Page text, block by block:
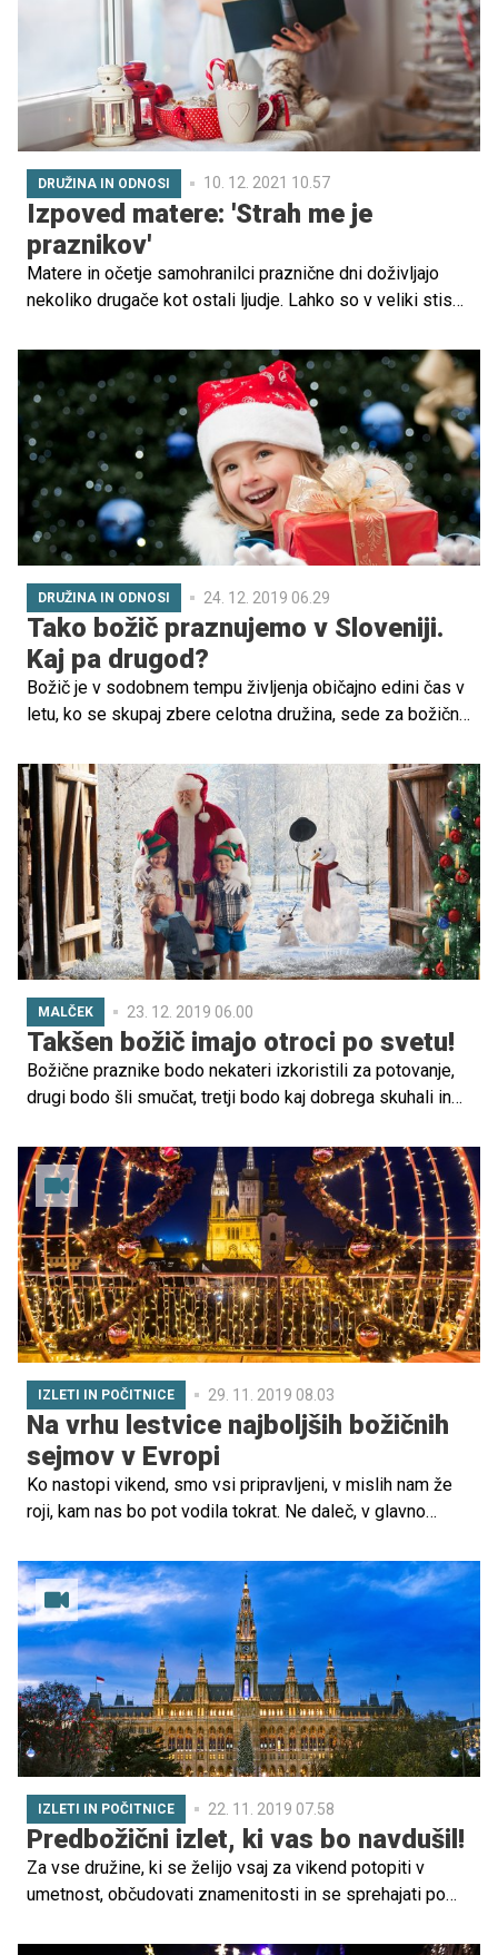
DRUŽINA IN ODNOSI 10. 12. 2021 10.57
Izpoved matere: 'Strah me je
praznikov'
Matere in očetje samohranilci praznične dni doživljajo
nekoliko drugače kot ostali ljudje. Lahko so v veliki stiski,
o katerih se „običajnim“ družinam niti ne sanja.
DRUŽINA IN ODNOSI 24. 12. 2019 06.29
Tako božič praznujemo v Sloveniji.
Kaj pa drugod?
Božič je v sodobnem tempu življenja običajno edini čas v
letu, ko se skupaj zbere celotna družina, sede za božično
smehom, petjem in obdarovanjem. Čeprav ga praznujejo
po vsem svetu, se način in oblike praznovanja razlikujejo.
Že v Evropi denimo Skandinavci praznujejo povsem
drugače kot mi. Spoznajmo torej nekaj najbolj zanimivih
evropskih božičnih tradicij.
MALČEK 23. 12. 2019 06.00
Takšen božič imajo otroci po svetu!
Božične praznike bodo nekateri izkoristili za potovanje,
drugi bodo šli smučat, tretji bodo kaj dobrega skuhali in
Recepta in pravil za 'pravilno' praznovanje ni, kar
dokazujejo tudi različni božični običaji po svetu. Ne glede
na geografsko lego pa rdeča nit božiča povsod ostaja
ista: predstavlja radost, mir, veselje ter druženje, najmlajši
pa praktično povsod z nestrpnostjo čakajo obisk dobrega
moža, ki ima v različnih koncih sveta resda drugačno ime,
a povsod isto nalogo: obdariti tiste, ki so bili pridni!
IZLETI IN POČITNICE 29. 11. 2019 08.03
Na vrhu lestvice najboljših božičnih
sejmov v Evropi
Ko nastopi vikend, smo vsi pripravljeni, v mislih nam že
roji, kam nas bo pot vodila tokrat. Ne daleč, v glavno
Zagreb, kulturno, gospodarsko in politično središče, kjer
bomo odprli vrata kakšnega muzeja, pokukali v živalski
vrt, se sprehodili po znamenitem trgu, parku, občudovali
cerkve in spomenike. Tako kot vsako leto nikakor ne
bomo zamudili najlepšega božičnega sejma v Evropi.
IZLETI IN POČITNICE 22. 11. 2019 07.58
Predbožični izlet, ki vas bo navdušil!
Za vse družine, ki se želijo vsaj za vikend potopiti v
umetnost, občudovati znamenitosti in se sprehajati po
imate najstnika, ki mogoče na prvi pogled ne bo navdušen